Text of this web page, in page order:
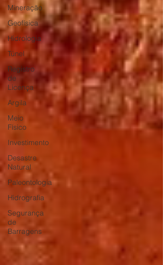
Mineração
Geofísica
Hidrologia
Túnel
Registro
de
Licença
Argila
Meio
Físico
Investimento
Desastre
Natural
Paleontologia
Hidrografia
Segurança
de
Barragens